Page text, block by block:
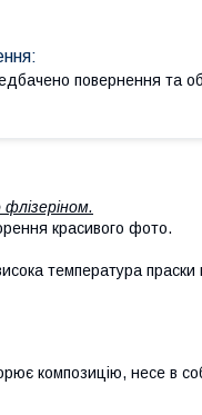
повернення та
красивого фото.
температура праски
композицію, несе в